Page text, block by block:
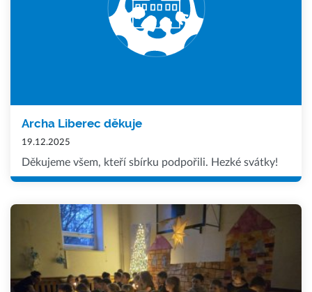
Archa Liberec děkuje
19.12.2025
Děkujeme všem, kteří sbírku podpořili. Hezké svátky!